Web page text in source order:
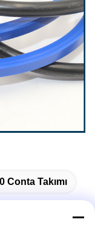
Conta Takımı